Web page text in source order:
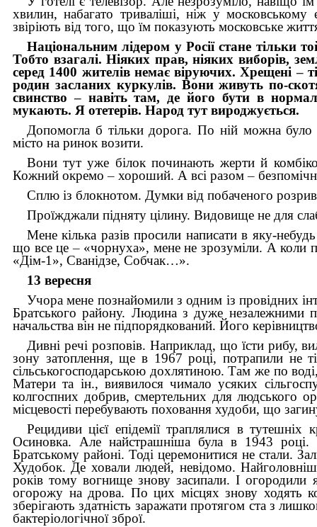
хвилин, набагато триваліші, ніж у
звіріють від того, що їм показують московське
Національним лідером у Росії стане тільки
Тобто взагалі. Ніяких прав, ніяких виборів,
серед 1400 жителів немає віруючих. Хрещені–
родин засланих куркулів. Вони живуть по-
свинство– навіть там, де його бути в
мукають. Я отетерів. Народ тут вироджується.
Допомогла б тільки дорога. По ній можна було
місто на ринок возити.
Вони тут уже білок починають жерти й
Кожний окремо– хороший. А всі разом–
Сплю із блокнотом. Думки від побаченого
Проїжджали підняту цілину. Видовище не для
Мене кілька разів просили написати в яку-
що все це– «чорнуха», мене не зрозуміли. А
«Дім-1», Сванідзе, Собчак…».
13 вересня
Учора мене познайомили з одним із провідних
Братського району. Людина з дуже незалежними
начальства він не підпорядкований. Його
Дивні речі розповів. Наприклад, що їсти рибу,
зону затоплення, ще в 1967 році, потрапили не
сільськогосподарською дохлятиною. Там же по
Матери та ін., виявилося чимало усяких
колгоспних добрив, смертельних для людського
місцевості перебувають поховання худоби, що
Рецидиви цієї епідемії траплялися в
Осиновка. Але найстрашніша була в 1943 році.
Братському районі. Тоді церемонитися не стали.
Худобок. Де ховали людей, невідомо.
років тому вогнище знову засипали. І
огорожу на дрова. По цих місцях знову ходять
зберігають здатність заражати протягом ста з
бактеріологічної зброї.